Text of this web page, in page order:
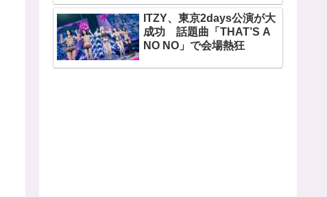
曲「BOOMPALA」MVも公
開
ITZY、東京2days公演が大
成功 話題曲「THAT’S A
NO NO」で会場熱狂